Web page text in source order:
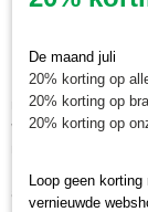
minitrekker
Minitractorparts
minitractoren,
verkopen deze
Heeft u nog andere
assortiment heffen en
De maand juli
20% korting op
20% korting op
20% korting op
Loop geen
vernieuwde